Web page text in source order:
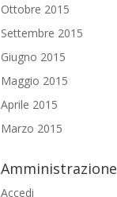
Ottobre 2015
Settembre 2015
Giugno 2015
Maggio 2015
Aprile 2015
Marzo 2015
Amministrazione
Accedi